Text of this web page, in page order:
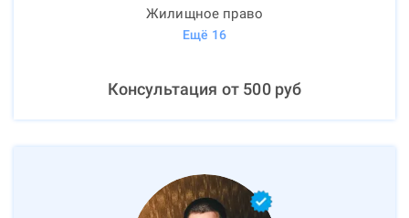
Жилищное право
Ещё 16
Консультация от 500руб